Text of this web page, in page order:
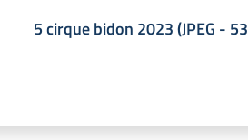
5 cirque bidon 2023(JPEG -